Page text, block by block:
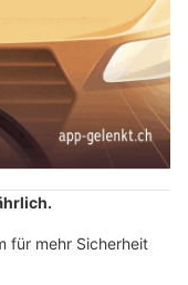
für mehr Sicherheit